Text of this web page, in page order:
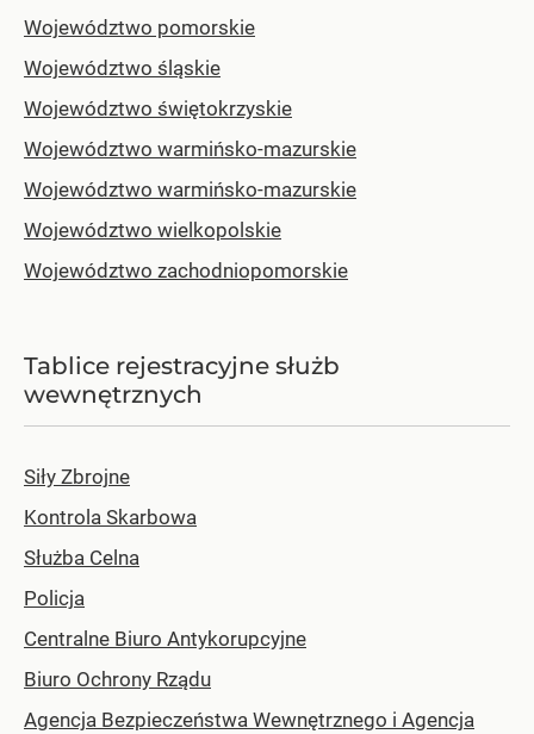
Województwo pomorskie
Województwo śląskie
Województwo świętokrzyskie
Województwo warmińsko-mazurskie
Województwo warmińsko-mazurskie
Województwo wielkopolskie
Województwo zachodniopomorskie
Tablice rejestracyjne służb
wewnętrznych
Siły Zbrojne
Kontrola Skarbowa
Służba Celna
Policja
Centralne Biuro Antykorupcyjne
Biuro Ochrony Rządu
Agencja Bezpieczeństwa Wewnętrznego i Agencja